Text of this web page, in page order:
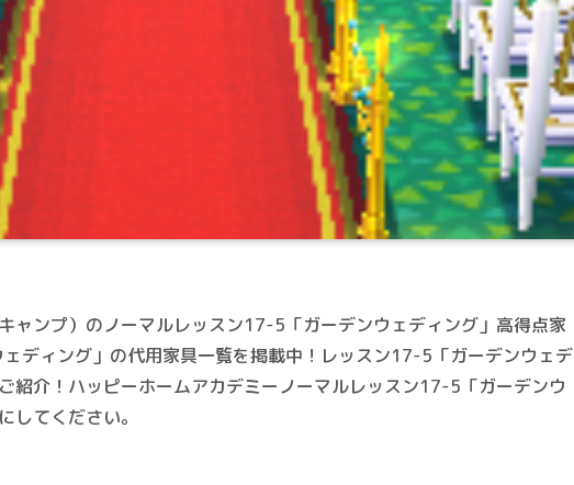
ャンプ）のノーマルレッスン17-5「ガーデンウェディング」高得点家
ディング」の代用家具一覧を掲載中！レッスン17-5「ガーデンウェデ
紹介！ハッピーホームアカデミーノーマルレッスン17-5「ガーデンウ
してください。